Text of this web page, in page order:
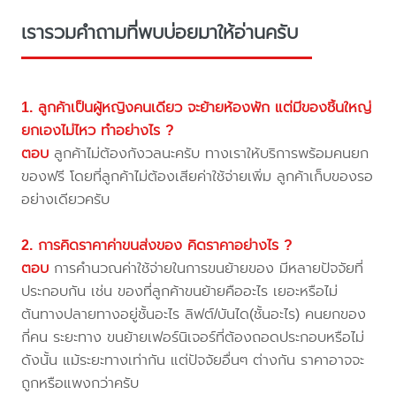
เรารวมคำถามที่พบบ่อยมาให้อ่านครับ
1. ลูกค้าเป็นผู้หญิงคนเดียว จะย้ายห้องพัก แต่มีของชิ้นใหญ่
ยกเองไม่ไหว ทำอย่างไร ?
ตอบ ลูกค้าไม่ต้องกังวลนะครับ ทางเราให้บริการพร้อมคนยก
ของฟรี โดยที่ลูกค้าไม่ต้องเสียค่าใช้จ่ายเพิ่ม ลูกค้าเก็บของรอ
อย่างเดียวครับ
2. การคิดราคาค่าขนส่งของ คิดราคาอย่างไร ?
ตอบ การคำนวณค่าใช้จ่ายในการขนย้ายของ มีหลายปัจจัยที่
ประกอบกัน เช่น ของที่ลูกค้าขนย้ายคืออะไร เยอะหรือไม่
ต้นทางปลายทางอยู่ชั้นอะไร ลิฟต์/บันได(ชั้นอะไร) คนยกของ
กี่คน ระยะทาง ขนย้ายเฟอร์นิเจอร์ที่ต้องถอดประกอบหรือไม่
ดังนั้น แม้ระยะทางเท่ากัน แต่ปัจจัยอื่นๆ ต่างกัน ราคาอาจจะ
ถูกหรือแพงกว่าครับ